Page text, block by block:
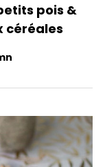
pois &
céréales